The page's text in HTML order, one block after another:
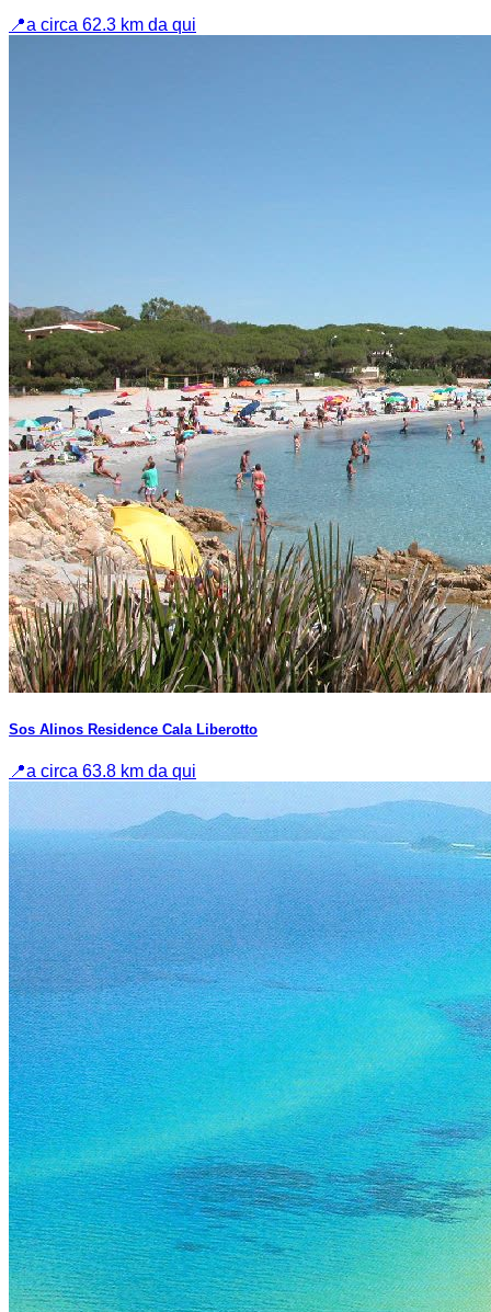
📍a circa 62.3 km da qui
Sos Alinos Residence Cala Liberotto
📍a circa 63.8 km da qui